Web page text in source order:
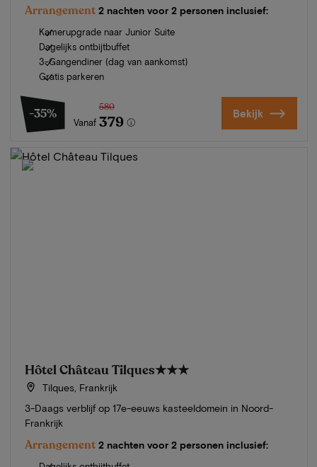
Arrangement 2 nachten voor 2 personen inclusief:
Kamerupgrade naar Junior Suite
Dagelijks ontbijtbuffet
3-Gangendiner (dag van aankomst)
Gratis parkeren
-35%
Vanaf
580
379 Bekijk
Hôtel Château Tilques★★★
Tilques, Frankrijk
3-Daags verblijf op 17e-eeuws kasteeldomein in Noord-
Frankrijk
Arrangement 2 nachten voor 2 personen inclusief: